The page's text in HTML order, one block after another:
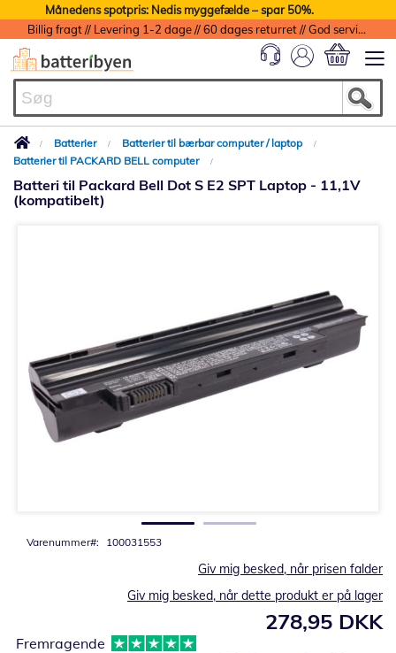
Månedens spotpris: Nedis myggefælde – spar 50%.
Billig fragt // Levering 1-2 dage // 60 dages returret // God service med garanti
Batterier
Batterier til bærbar computer / laptop
Batterier til PACKARD BELL computer
Batteri til Packard Bell Dot S E2 SPT Laptop - 11,1V
(kompatibelt)
Varenummer 100031553
278,95 DKK
Giv mig besked, når prisen falder
Giv mig besked, når dette produkt er på lager
Fremragende